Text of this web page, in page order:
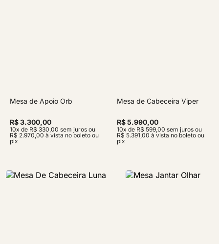
Mesa de Apoio Orb
R$ 3.300,00
10x de R$ 330,00 sem juros ou
R$ 2.970,00 à vista no boleto ou
pix
Mesa de Cabeceira Viper
R$ 5.990,00
10x de R$ 599,00 sem juros ou
R$ 5.391,00 à vista no boleto ou
pix